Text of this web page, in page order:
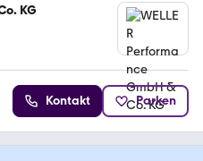
KG
Kontakt Parken